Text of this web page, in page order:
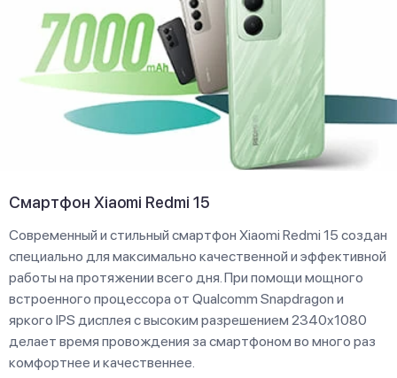
Смартфон Xiaomi Redmi 15
Современный и стильный смартфон Xiaomi Redmi 15 создан
специально для максимально качественной и эффективной
работы на протяжении всего дня. При помощи мощного
встроенного процессора от Qualcomm Snapdragon и
яркого IPS дисплея с высоким разрешением 2340x1080
делает время провождения за смартфоном во много раз
комфортнее и качественнее.